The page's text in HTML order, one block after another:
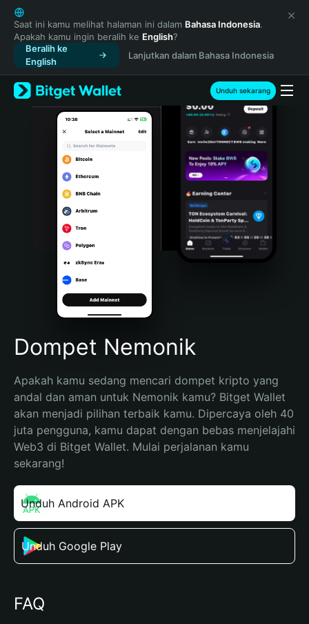
English
日本語
Tiếng Việt
Русский
Español (Latinoamérica)
Türkçe
Italiano
Português (Portugal)
Bahasa Indonesia
Português (Brasil)
Español (Argentina)
Saat ini kamu melihat halaman ini dalam Bahasa Indonesia.
Apakah kamu ingin beralih ke English?
Beralih ke
English
Lanjutkan dalam Bahasa Indonesia
Unduh sekarang
Dompet Nemonik
Apakah kamu sedang mencari dompet kripto yang
andal dan aman untuk Nemonik kamu? Bitget Wallet
akan menjadi pilihan terbaik kamu. Dipercaya oleh 40
juta pengguna, kamu dapat dengan bebas menjelajahi
Web3 di Bitget Wallet. Mulai perjalanan kamu
sekarang!
Unduh Android APK
Unduh Google Play
FAQ